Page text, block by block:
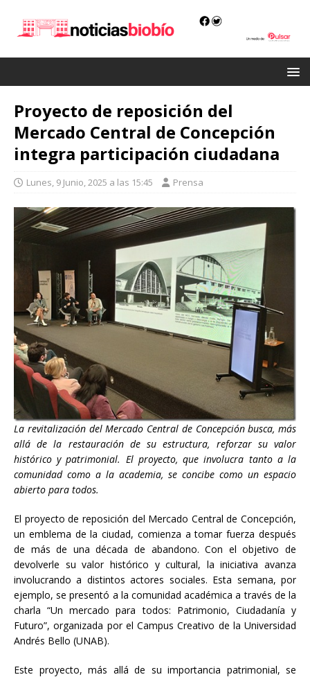
Proyecto de reposición del
Mercado Central de Concepción
integra participación ciudadana
Lunes, 9 Junio, 2025 a las 15:45 Prensa
La revitalización del Mercado Central de Concepción busca, más
allá de la restauración de su estructura, reforzar su valor
histórico y patrimonial. El proyecto, que involucra tanto a la
comunidad como a la academia, se concibe como un espacio
abierto para todos.
El proyecto de reposición del Mercado Central de Concepción,
un emblema de la ciudad, comienza a tomar fuerza después
de más de una década de abandono. Con el objetivo de
devolverle su valor histórico y cultural, la iniciativa avanza
involucrando a distintos actores sociales. Esta semana, por
ejemplo, se presentó a la comunidad académica a través de la
charla “Un mercado para todos: Patrimonio, Ciudadanía y
Futuro”, organizada por el Campus Creativo de la Universidad
Andrés Bello (UNAB).
Este proyecto, más allá de su importancia patrimonial, se